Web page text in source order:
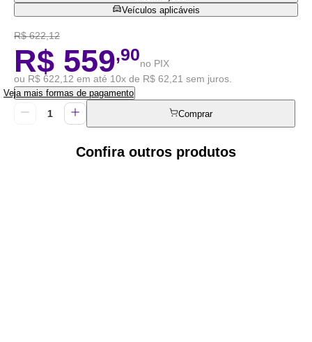
Veículos aplicáveis
R$ 622,12
R$ 559,90no PIX
ou R$ 622,12 em até 10x de R$ 62,21 sem juros.
Veja mais formas de pagamento
Comprar
Confira outros produtos